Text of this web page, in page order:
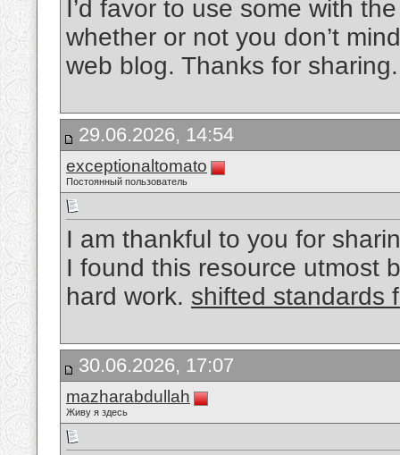
I’d favor to use some with
whether or not you don’t
web blog. Thanks for
29.06.2026, 14:54
exceptionaltomato
Постоянный пользователь
I am thankful to you for
I found this resource utmost
hard work. shifted standards
30.06.2026, 17:07
mazharabdullah
Живу я здесь